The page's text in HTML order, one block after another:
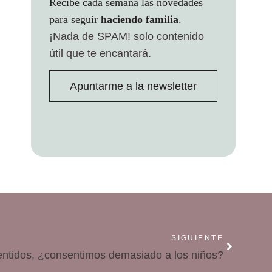
para seguir haciendo familia.
¡Nada de SPAM! solo contenido
útil que te encantará.
Apuntarme a la newsletter
SIGUIENTE
¿consentimos demasiado a los niños?